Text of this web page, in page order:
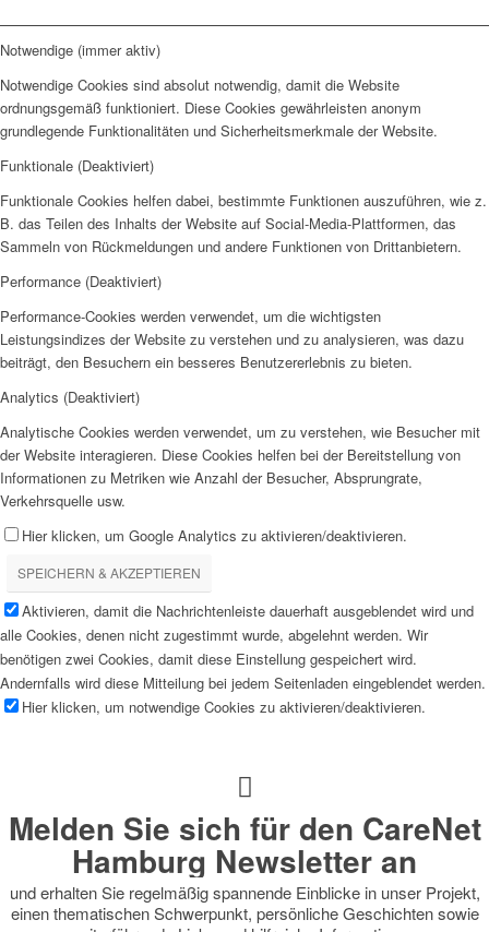
Notwendige (immer aktiv)
Notwendige Cookies sind absolut notwendig, damit die Website
ordnungsgemäß funktioniert. Diese Cookies gewährleisten anonym
grundlegende Funktionalitäten und Sicherheitsmerkmale der Website.
Funktionale (Deaktiviert)
Funktionale Cookies helfen dabei, bestimmte Funktionen auszuführen, wie z.
B. das Teilen des Inhalts der Website auf Social-Media-Plattformen, das
Sammeln von Rückmeldungen und andere Funktionen von Drittanbietern.
Performance (Deaktiviert)
Performance-Cookies werden verwendet, um die wichtigsten
Leistungsindizes der Website zu verstehen und zu analysieren, was dazu
beiträgt, den Besuchern ein besseres Benutzererlebnis zu bieten.
Analytics (Deaktiviert)
Analytische Cookies werden verwendet, um zu verstehen, wie Besucher mit
der Website interagieren. Diese Cookies helfen bei der Bereitstellung von
Informationen zu Metriken wie Anzahl der Besucher, Absprungrate,
Verkehrsquelle usw.
Hier klicken, um Google Analytics zu aktivieren/deaktivieren.
SPEICHERN & AKZEPTIEREN
Aktivieren, damit die Nachrichtenleiste dauerhaft ausgeblendet wird und
alle Cookies, denen nicht zugestimmt wurde, abgelehnt werden. Wir
benötigen zwei Cookies, damit diese Einstellung gespeichert wird.
Andernfalls wird diese Mitteilung bei jedem Seitenladen eingeblendet werden.
Hier klicken, um notwendige Cookies zu aktivieren/deaktivieren.
Melden Sie sich für den CareNet
Hamburg Newsletter an
und erhalten Sie regelmäßig spannende Einblicke in unser Projekt,
einen thematischen Schwerpunkt, persönliche Geschichten sowie